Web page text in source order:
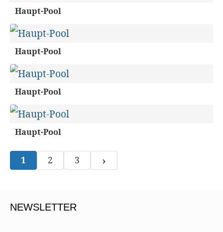
Haupt-Pool
Haupt-Pool
Haupt-Pool
Haupt-Pool
1 2 3 ›
NEWSLETTER